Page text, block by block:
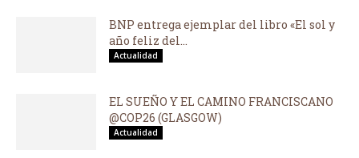
BNP entrega ejemplar del libro «El sol y
año feliz del...
Actualidad
EL SUEÑO Y EL CAMINO FRANCISCANO
@COP26 (GLASGOW)
Actualidad